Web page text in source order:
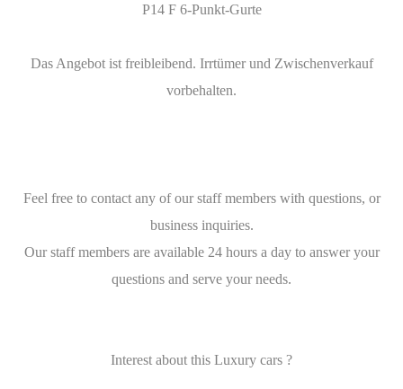
P14 F 6-Punkt-Gurte
Das Angebot ist freibleibend. Irrtümer und Zwischenverkauf
vorbehalten.
Feel free to contact any of our staff members with questions, or
business inquiries.
Our staff members are available 24 hours a day to answer your
questions and serve your needs.
Interest about this Luxury cars ?